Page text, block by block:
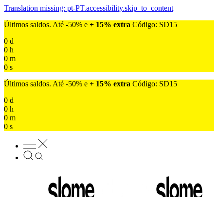
Translation missing: pt-PT.accessibility.skip_to_content
Últimos saldos. Até -50% e + 15% extra Código: SD15
0 d
0 h
0 m
0 s
Últimos saldos. Até -50% e + 15% extra Código: SD15
0 d
0 h
0 m
0 s